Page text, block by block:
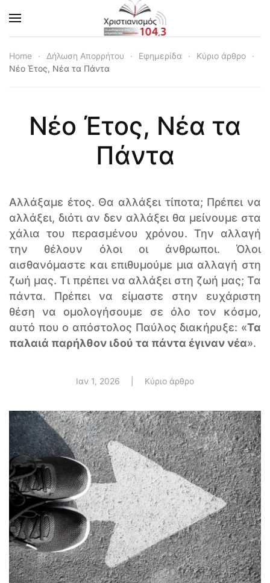
Skip to main content
Home Δήλωση Απορρήτου Εφημερίδα
Κύριο άρθρο
Νέο Έτος, Νέα τα Πάντα
Νέο Έτος, Νέα τα
Πάντα
Αλλάξαμε έτος. Θα αλλάξει τίποτα; Πρέπει να
αλλάξει, διότι αν δεν αλλάξει θα μείνουμε στα
χάλια του περασμένου χρόνου. Την αλλαγή
την θέλουν όλοι οι άνθρωποι. Όλοι
αισθανόμαστε και επιθυμούμε μια αλλαγή στη
ζωή μας. Τι πρέπει να αλλάξει στη ζωή μας; Τα
πάντα. Πρέπει να είμαστε στην ευχάριστη
θέση να ομολογήσουμε σε όλο τον κόσμο,
αυτό που ο απόστολος Παύλος διακήρυξε: «Τα
παλαιά παρήλθον ιδού τα πάντα έγιναν νέα».
Ιαν 1, 2026 Κύριο άρθρο